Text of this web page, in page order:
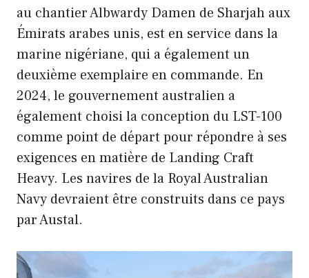
au chantier Albwardy Damen de Sharjah aux
Émirats arabes unis, est en service dans la
marine nigériane, qui a également un
deuxième exemplaire en commande. En
2024, le gouvernement australien a
également choisi la conception du LST-100
comme point de départ pour répondre à ses
exigences en matière de Landing Craft
Heavy. Les navires de la Royal Australian
Navy devraient être construits dans ce pays
par Austal.